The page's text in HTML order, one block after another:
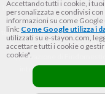
le tue spese in modo
Findomestic ti ricorda, prima
tutte le condizioni
Europee di Base sul Credito
approvazione di
intermediario del credito
Accettando tutti i cookie, i
personalizzata e condivisi
informazioni su come
link: Come Google utilizza i
utilizzati su e-stayon.com,
accettare tutti i cookie o
cookie".